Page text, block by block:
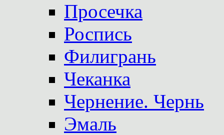
Просечка
Роспись
Филигрань
Чеканка
Чернение. Чернь
Эмаль